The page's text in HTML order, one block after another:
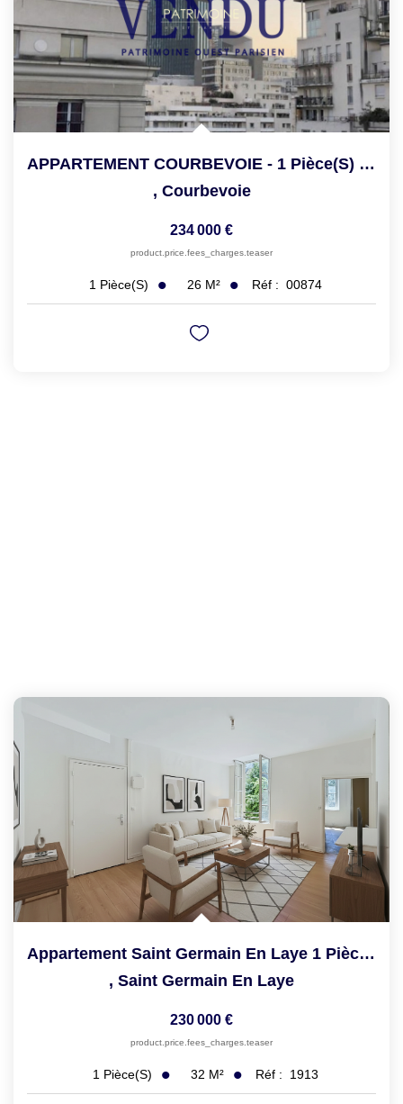
APPARTEMENT COURBEVOIE - 1 Pièce(s) - 26.26 M2
, Courbevoie
234 000 €
product.price.fees_charges.teaser
1 Pièce(s) 26 M² Réf : 00874
Appartement Saint Germain En Laye 1 Pièce(s) 32.13 M2
, Saint Germain En Laye
230 000 €
product.price.fees_charges.teaser
1 Pièce(s) 32 M² Réf : 1913